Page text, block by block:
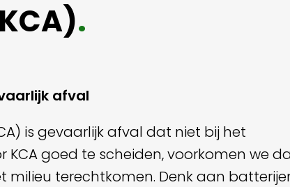
.
afval
is gevaarlijk afval dat niet bij het
KCA goed te scheiden, voorkomen we
milieu terechtkomen. Denk aan